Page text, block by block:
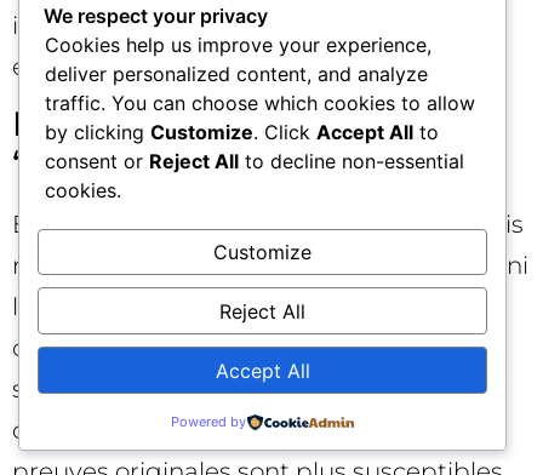
illustrer ; la substance doit venir de votre
expertise et de votre expérience. 🧪
Les AI Overviews vont-elles
“tuer” le trafic SEO ?
Elles changent la répartition du trafic, mais
ne “tuent” pas la demande d’information ni
la nécessité de sources. Les marques qui
construisent des pages piliers solides,
structurent leurs données, répondent
clairement aux intentions et publient des
We respect your privacy
Cookies help us improve your experience,
deliver personalized content, and analyze
traffic. You can choose which cookies to allow
by clicking Customize. Click Accept All to
consent or Reject All to decline non-essential
cookies.
Customize
Reject All
Accept All
Powered by